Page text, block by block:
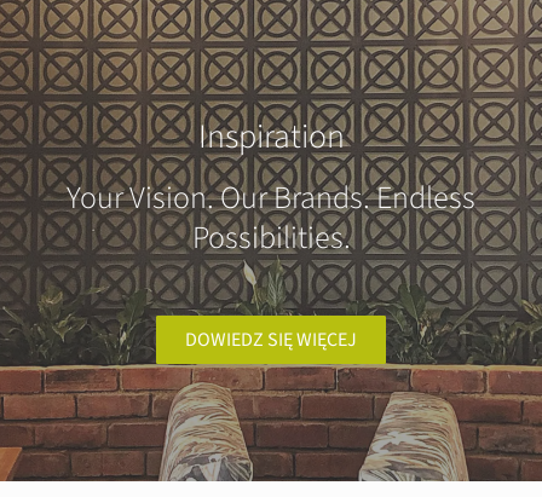
Inspiration
Your Vision. Our Brands. Endless
Possibilities.
DOWIEDZ SIĘ WIĘCEJ